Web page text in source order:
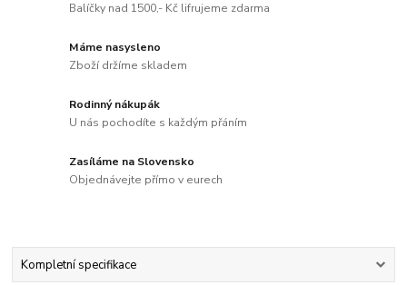
Balíčky nad 1500,- Kč lifrujeme zdarma
Máme nasysleno
Zboží držíme skladem
Rodinný nákupák
U nás pochodíte s každým přáním
Zasíláme na Slovensko
Objednávejte přímo v eurech
Kompletní specifikace